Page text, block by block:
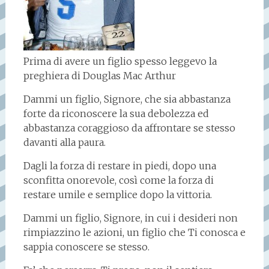
Prima di avere un figlio spesso leggevo la
preghiera di Douglas Mac Arthur
Dammi un figlio, Signore, che sia abbastanza
forte da riconoscere la sua debolezza ed
abbastanza coraggioso da affrontare se stesso
davanti alla paura.
Dagli la forza di restare in piedi, dopo una
sconfitta onorevole, così come la forza di
restare umile e semplice dopo la vittoria.
Dammi un figlio, Signore, in cui i desideri non
rimpiazzino le azioni, un figlio che Ti conosca e
sappia conoscere se stesso.